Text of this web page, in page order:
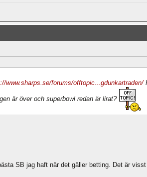
www.sharps.se/forums/offtopic...gdunkartraden/
är över och superbowl redan är lirat?
SB jag haft när det gäller betting. Det är